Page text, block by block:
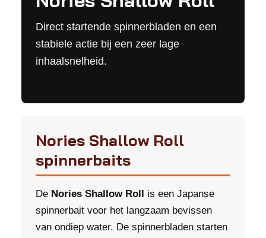
Direct startende spinnerbladen en een
stabiele actie bij een zeer lage
inhaalsnelheid.
Nories Shallow Roll
spinnerbaits
De Nories Shallow Roll is een Japanse
spinnerbait voor het langzaam bevissen
van ondiep water. De spinnerbladen starten